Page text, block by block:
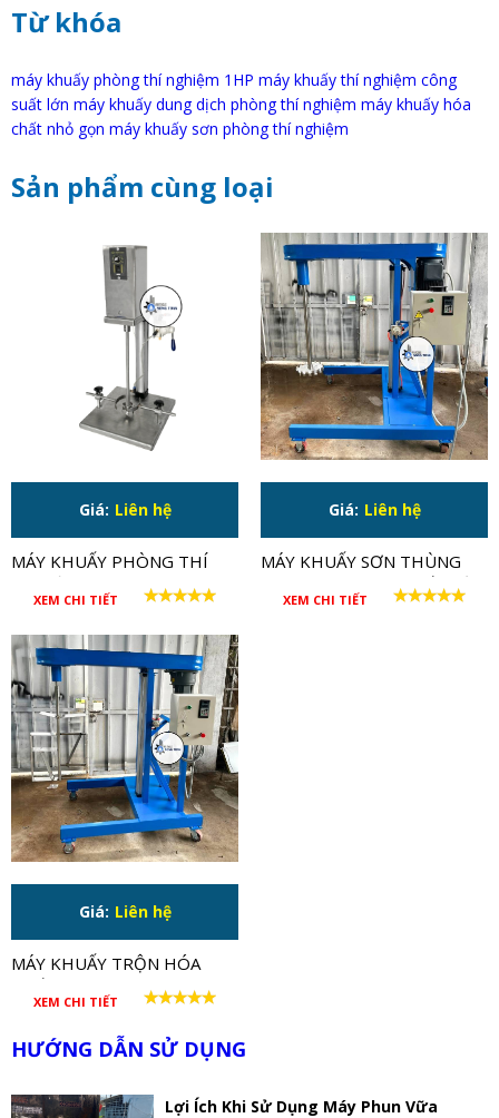
Từ khóa
máy khuấy phòng thí nghiệm 1HP máy khuấy thí nghiệm công
suất lớn máy khuấy dung dịch phòng thí nghiệm máy khuấy hóa
chất nhỏ gọn máy khuấy sơn phòng thí nghiệm
Sản phẩm cùng loại
Giá: Liên hệ
MÁY KHUẤY PHÒNG THÍ
NGHIỆM THÂN INOX
XEM CHI TIẾT
Giá: Liên hệ
MÁY KHUẤY SƠN THÙNG
500-1000L CÔNG SUẤT LỚN
15HP
XEM CHI TIẾT
Giá: Liên hệ
MÁY KHUẤY TRỘN HÓA
XEM CHI TIẾT
HƯỚNG DẪN SỬ DỤNG
Lợi Ích Khi Sử Dụng Máy Phun Vữa